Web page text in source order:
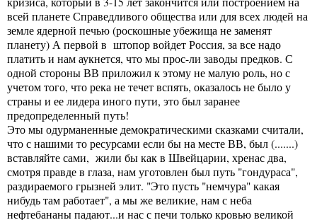
всей планете Справедливого общества или для всех людей на
земле ядерной печью (роскошные убежища не заменят
планету) А первой в штопор войдет Россия, за все надо
платить и нам аукнется, что мы прос-ли заводы предков. С
одной стороны ВВ приложил к этому не малую роль, но с
учетом того, что река не течет вспять, оказалось не было у
страны и ее лидера иного пути, это был заранее
предопределенный путь!
Это мы одурманенные демократическими сказками считали,
что с нашими то ресурсами если бы на месте ВВ, был (.......)
вставляйте сами, жили бы как в Швейцарии, хренас два,
смотря правде в глаза, нам уготовлен был путь "гондураса",
раздираемого грызней элит. "Это пусть "немчура" какая
нибудь там работает", а мы же великие, нам с неба
нефтебананы падают...и нас с печи только кровью великой